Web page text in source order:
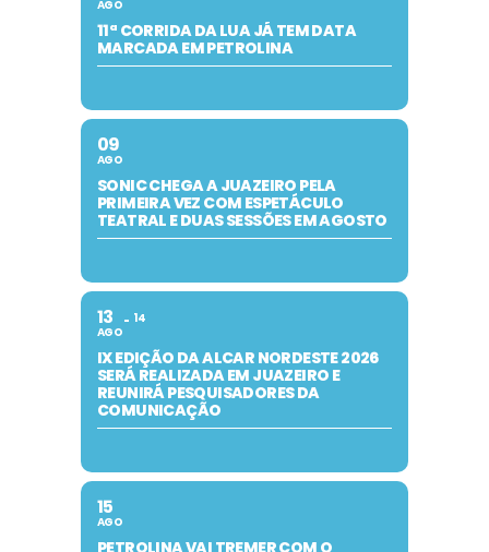
AGO
11ª CORRIDA DA LUA JÁ TEM DATA
MARCADA EM PETROLINA
09
AGO
SONIC CHEGA A JUAZEIRO PELA
PRIMEIRA VEZ COM ESPETÁCULO
TEATRAL E DUAS SESSÕES EM AGOSTO
13
AGO
14
IX EDIÇÃO DA ALCAR NORDESTE 2026
SERÁ REALIZADA EM JUAZEIRO E
REUNIRÁ PESQUISADORES DA
COMUNICAÇÃO
15
AGO
PETROLINA VAI TREMER COM O